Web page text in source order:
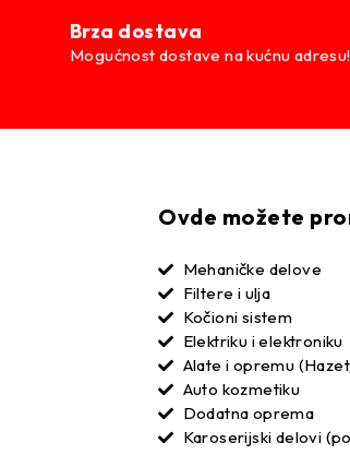
Brza dostava
Mogućnost dostave na kućnu adresu!
Ovde možete
Mehaničke delove
Filtere i ulja
Kočioni sistem
Elektriku i elektroniku
Alate i opremu
Auto kozmetiku
Dodatna oprema
Karoserijski delovi